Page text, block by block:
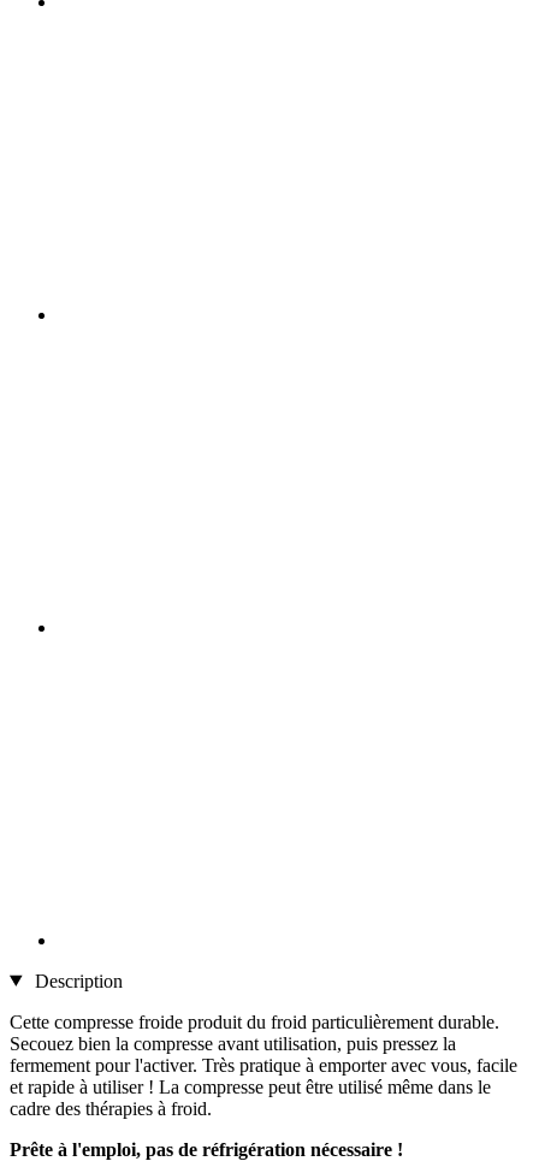
Description
Cette compresse froide produit du froid particulièrement durable.
Secouez bien la compresse avant utilisation, puis pressez la
fermement pour l'activer. Très pratique à emporter avec vous, facile
et rapide à utiliser ! La compresse peut être utilisé même dans le
cadre des thérapies à froid.
Prête à l'emploi, pas de réfrigération nécessaire !​